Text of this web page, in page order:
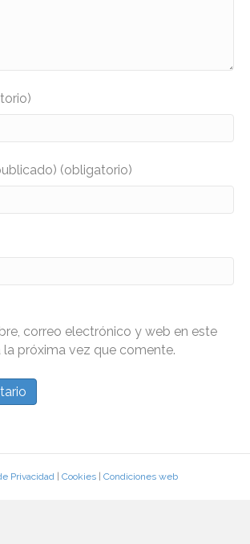
(obligatorio)
correo electrónico y web en este
la próxima vez que comente.
Privacidad| Cookies| Condiciones web